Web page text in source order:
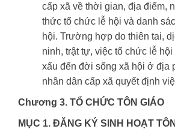
cấp xã về thời gian, địa điểm,
thức tổ chức lễ hội và danh
hội. Trường hợp do thiên tai,
ninh, trật tự, việc tổ chức lễ hội
xấu đến đời sống xã hội ở địa
nhân dân cấp xã quyết định
Chương 3. TỔ CHỨC TÔN GIÁO
MỤC 1. ĐĂNG KÝ SINH HOẠT